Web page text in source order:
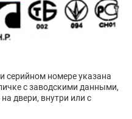
серийном номере указана
с заводскими данными,
двери, внутри или с